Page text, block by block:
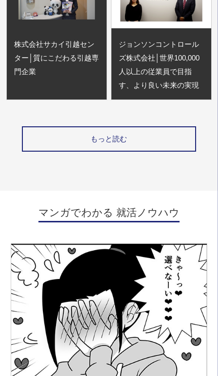
株式会社サカイ引越セン
ター│質にこだわる引越専
門企業
ジョンソンコントロール
ズ株式会社│世界100,000
人以上の従業員で目指
す、より良い未来の実現
もっと読む
マンガでわかる 就活ノウハウ